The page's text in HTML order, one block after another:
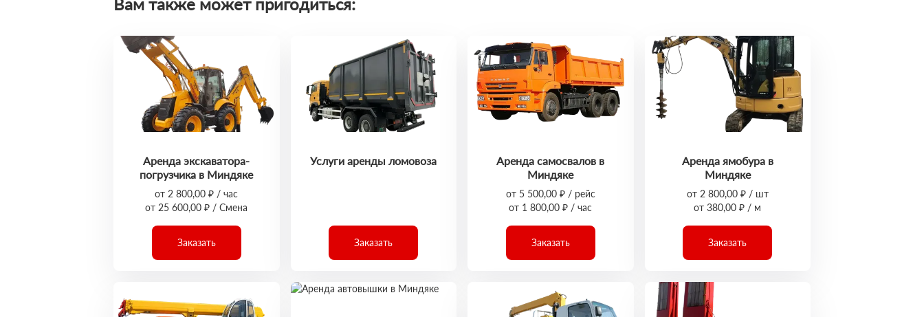
Аренда экскаватора-
погрузчика в Миндяке
от 2 800,00 ₽ / час
от 25 600,00 ₽ / Смена
Заказать
Услуги аренды ломовоза
Заказать
Аренда самосвалов в
Миндяке
от 5 500,00 ₽ / рейс
от 1 800,00 ₽ / час
Заказать
Аренда ямобура в
Миндяке
от 2 800,00 ₽ / шт
от 380,00 ₽ / м
Заказать